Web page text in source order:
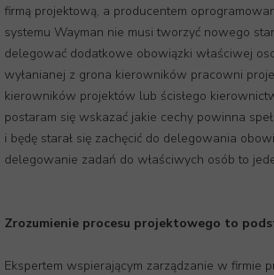
firmą projektową, a producentem
systemu Wayman nie musi tworzyć nowego
delegować dodatkowe obowiązki właściwej
wyłanianej z grona kierowników pracowni
kierowników projektów lub ścisłego
postaram się wskazać jakie cechy powinna
i będę starał się zachęcić do delegowania
delegowanie zadań do właściwych osób to
Zrozumienie procesu projektowego to
Ekspertem wspierającym zarządzanie w firmie